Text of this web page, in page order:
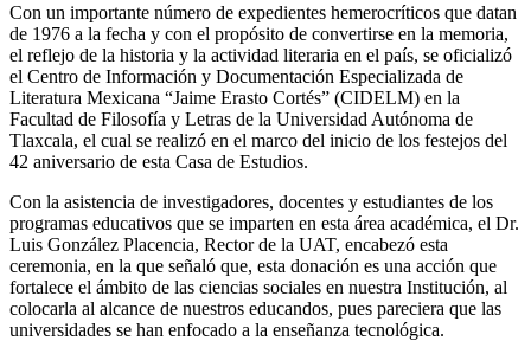
Con un importante número de expedientes hemerocríticos que datan
de 1976 a la fecha y con el propósito de convertirse en la memoria,
el reflejo de la historia y la actividad literaria en el país, se oficializó
el Centro de Información y Documentación Especializada de
Literatura Mexicana “Jaime Erasto Cortés” (CIDELM) en la
Facultad de Filosofía y Letras de la Universidad Autónoma de
Tlaxcala, el cual se realizó en el marco del inicio de los festejos del
42 aniversario de esta Casa de Estudios.
Con la asistencia de investigadores, docentes y estudiantes de los
programas educativos que se imparten en esta área académica, el Dr.
Luis González Placencia, Rector de la UAT, encabezó esta
ceremonia, en la que señaló que, esta donación es una acción que
fortalece el ámbito de las ciencias sociales en nuestra Institución, al
colocarla al alcance de nuestros educandos, pues pareciera que las
universidades se han enfocado a la enseñanza tecnológica.